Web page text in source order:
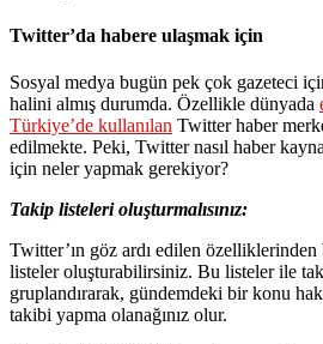
Twitter’da habere ulaşmak için
Sosyal medya bugün pek çok gazeteci
halini almış durumda. Özellikle dünyada
Türkiye’de kullanılan Twitter haber
edilmekte. Peki, Twitter nasıl haber
için neler yapmak gerekiyor?
Takip listeleri oluşturmalısınız:
Twitter’ın göz ardı edilen
listeler oluşturabilirsiniz. Bu listeler ile
gruplandırarak, gündemdeki bir konu
takibi yapma olanağınız olur.